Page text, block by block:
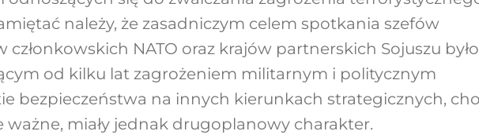
należy, że zasadniczym celem spotkania szefów
członkowskich NATO oraz krajów partnerskich Sojuszu było
od kilku lat zagrożeniem militarnym i politycznym
bezpieczeństwa na innych kierunkach strategicznych,
miały jednak drugoplanowy charakter.